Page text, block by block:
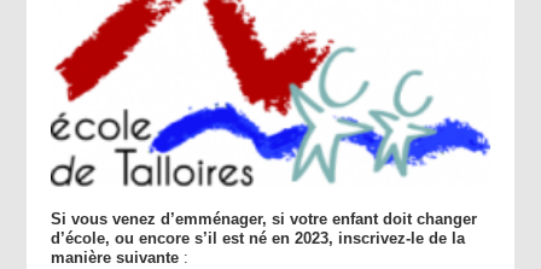
Si vous venez d’emménager, si votre enfant doit changer
d’école, ou encore s’il est né en 2023, inscrivez-le de la
manière suivante :